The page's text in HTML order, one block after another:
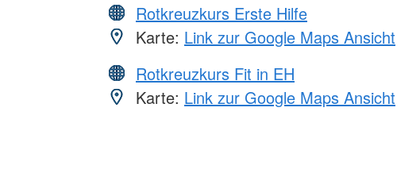
Rotkreuzkurs Erste Hilfe
Karte: Link zur Google Maps Ansicht
Rotkreuzkurs Fit in EH
Karte: Link zur Google Maps Ansicht